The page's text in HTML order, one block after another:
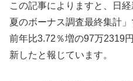
この記事によりますと、日
夏のボーナス調査最終集計
前年比3.72％増の97万2319
新したと報じています。